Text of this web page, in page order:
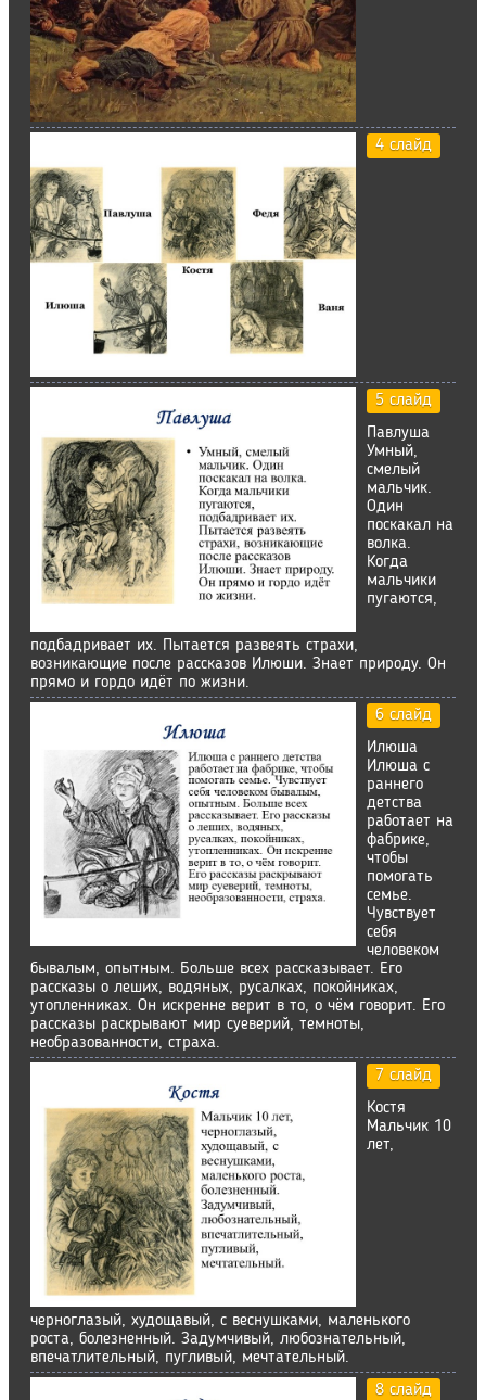
4 слайд
5 слайд
Павлуша
Умный,
смелый
мальчик.
Один
поскакал на
волка.
Когда
мальчики
пугаются,
подбадривает их. Пытается развеять страхи,
возникающие после рассказов Илюши. Знает природу. Он
прямо и гордо идёт по жизни.
6 слайд
Илюша
Илюша с
раннего
детства
работает на
фабрике,
чтобы
помогать
семье.
Чувствует
себя
человеком
бывалым, опытным. Больше всех рассказывает. Его
рассказы о леших, водяных, русалках, покойниках,
утопленниках. Он искренне верит в то, о чём говорит. Его
рассказы раскрывают мир суеверий, темноты,
необразованности, страха.
7 слайд
Костя
Мальчик 10
лет,
черноглазый, худощавый, с веснушками, маленького
роста, болезненный. Задумчивый, любознательный,
впечатлительный, пугливый, мечтательный.
8 слайд